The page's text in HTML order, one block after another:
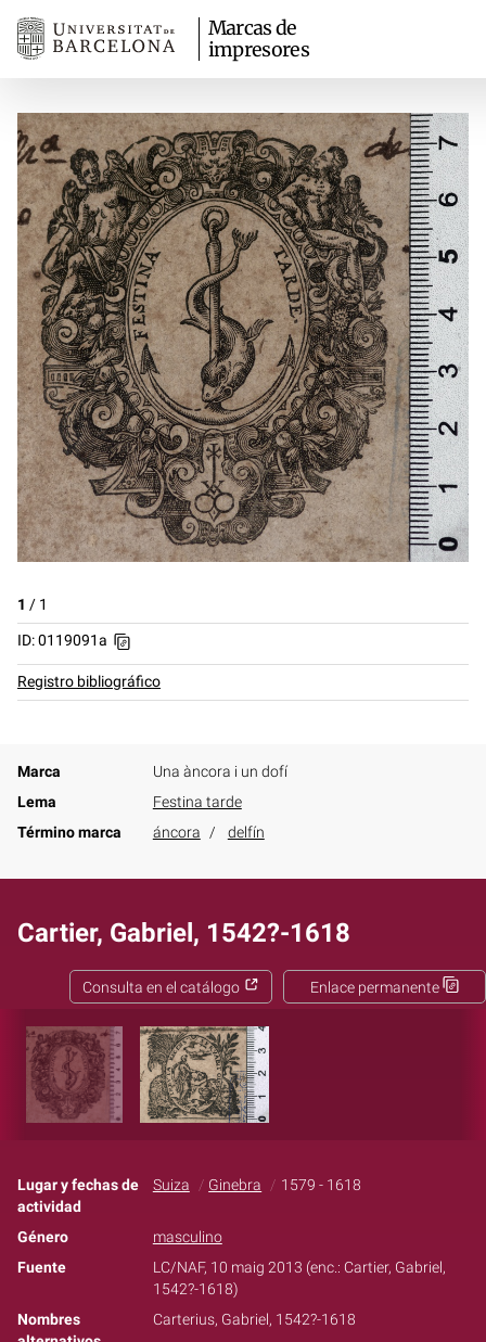
Marcas de
impresores
1 / 1
ID: 0119091a
Registro bibliográfico
Marca
Una àncora i un dofí
Lema
Festina tarde
Término marca
áncora delfín
Cartier, Gabriel, 1542?-1618
Enlace permanente
Consulta en el catálogo
Lugar y fechas de
actividad
Suiza Ginebra 1579 - 1618
Género
masculino
Fuente
LC/NAF, 10 maig 2013 (enc.: Cartier, Gabriel,
1542?-1618)
Nombres
Carterius, Gabriel, 1542?-1618